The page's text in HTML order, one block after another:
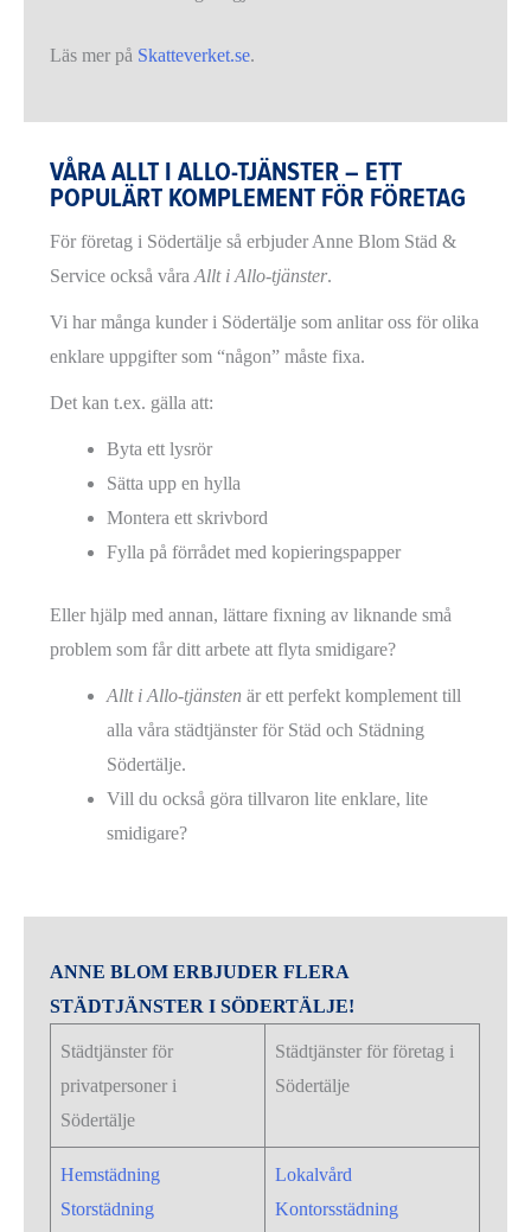
Läs mer på Skatteverket.se.
VÅRA ALLT I ALLO-TJÄNSTER – ETT
POPULÄRT KOMPLEMENT FÖR FÖRETAG
För företag i Södertälje så erbjuder Anne Blom Städ &
Service också våraAllt i Allo-tjänster.
Vi har många kunder i Södertälje som anlitar oss för olika
enklare uppgifter som “någon” måste fixa.
Det kan t.ex. gälla att:
Byta ett lysrör
Sätta upp en hylla
Montera ett skrivbord
Fylla på förrådet med kopieringspapper
Eller hjälp med annan, lättare fixning av liknande små
problem som får ditt arbete att flyta smidigare?
Allt i Allo-tjänsten är ett perfekt komplement till
alla våra städtjänster för Städ och Städning
Södertälje.
Vill du också göra tillvaron lite enklare, lite
smidigare?
ANNE BLOM ERBJUDER FLERA
STÄDTJÄNSTER I SÖDERTÄLJE!
Städtjänster för
privatpersoner i
Södertälje
Städtjänster för företag i
Södertälje
Hemstädning
Storstädning
Lokalvård
Kontorsstädning